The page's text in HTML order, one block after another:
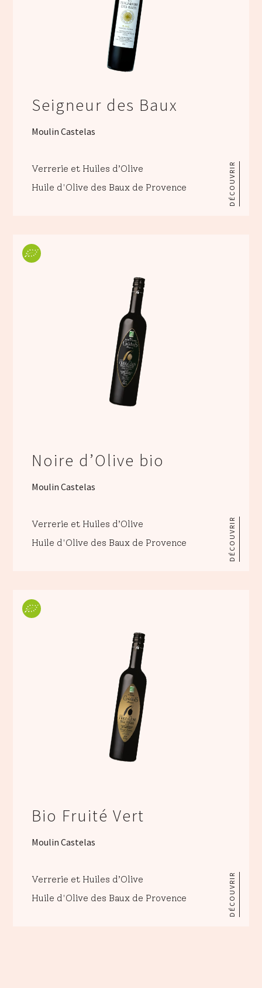
Seigneur des Baux
Moulin Castelas
Verrerie et Huiles d’Olive
Huile d'Olive des Baux de Provence
DÉCOUVRIR
Noire d’Olive bio
Moulin Castelas
Verrerie et Huiles d’Olive
Huile d'Olive des Baux de Provence
DÉCOUVRIR
Bio Fruité Vert
Moulin Castelas
Verrerie et Huiles d’Olive
Huile d'Olive des Baux de Provence
DÉCOUVRIR